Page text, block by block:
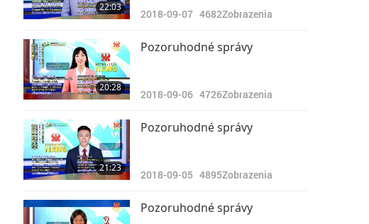
22:03
2018-09-07 4682Zobrazenia
20:28
Pozoruhodné správy
2018-09-06 4726Zobrazenia
21:23
Pozoruhodné správy
2018-09-05 4895Zobrazenia
Pozoruhodné správy